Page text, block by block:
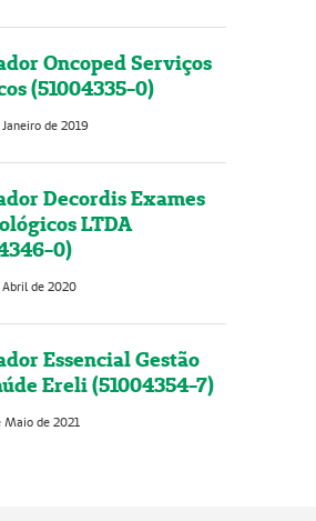
Oncoped Serviços
(51004335-0)
de 2019
Decordis Exames
LTDA
0)
Abril de 2020
Essencial Gestão
Ereli (51004354-7)
Maio de 2021